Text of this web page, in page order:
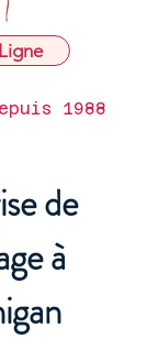
1988
de
à